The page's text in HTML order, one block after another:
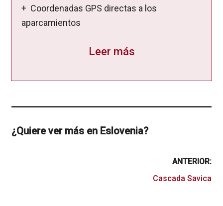
+ Coordenadas GPS directas a los
aparcamientos
Leer más
¿Quiere ver más en Eslovenia?
ANTERIOR:
Cascada Savica